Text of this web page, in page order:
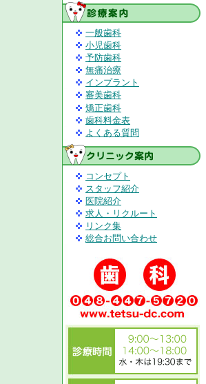
一般歯科
小児歯科
予防歯科
無痛治療
インプラント
審美歯科
矯正歯科
歯科料金表
よくある質問
コンセプト
スタッフ紹介
医院紹介
求人・リクルート
リンク集
総合お問い合わせ